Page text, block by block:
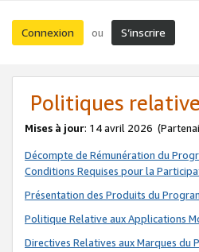
Connexion ou S’inscrire
Politiques
Mises à jour: 14 avril 2026
Décompte de Rémunération du
Conditions Requises pour la
Présentation des Produits du
Politique Relative aux Applications
Directives Relatives aux Marques du